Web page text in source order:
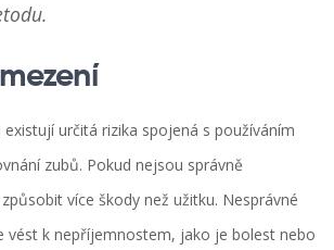
určitá rizika spojená s používáním
zubů. Pokud nejsou správně
více škody než užitku. Nesprávné
vést k nepříjemnostem, jako je bolest nebo